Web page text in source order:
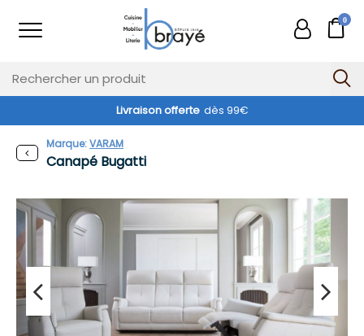
0
Livraison offerte dès 99€
Canapé Bugatti
Marque:VARAM